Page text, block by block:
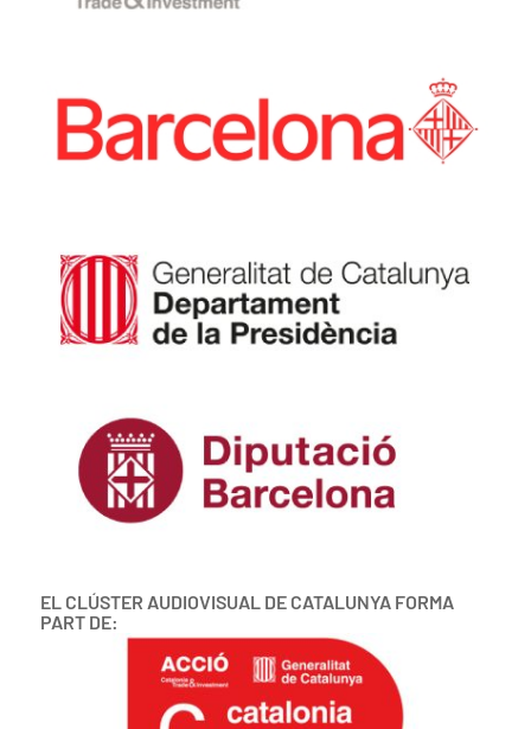
EL CLÚSTER AUDIOVISUAL DE CATALUNYA FORMA
PART DE: